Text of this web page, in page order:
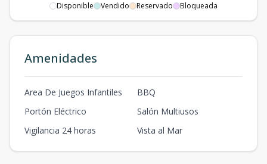
Disponible Vendido Reservado Bloqueada
Amenidades
Area De Juegos Infantiles
BBQ
Portón Eléctrico
Salón Multiusos
Vigilancia 24 horas
Vista al Mar